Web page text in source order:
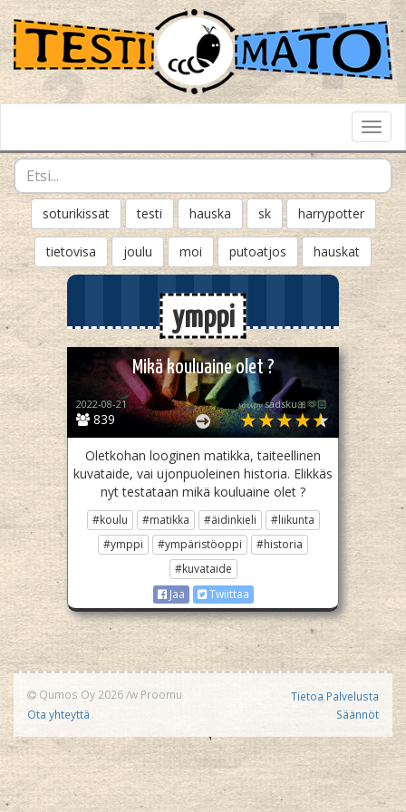
soturikissat testi hauska sk harrypotter
tietovisa joulu moi putoatjos hauskat
ymppi
Mikä kouluaine olet ?
839
2022-08-21 𝓼𝓸𝓾𝓹𝔂 sadsku🎀🫶🏻
Oletkohan looginen matikka, taiteellinen
kuvataide, vai ujonpuoleinen historia. Elikkäs
nyt testataan mikä kouluaine olet ?
#koulu #matikka #äidinkieli
#liikunta
#ymppi
#ympäristöoppi
#historia
#kuvataide
Jaa
Twiittaa
Qumos Oy 2026/w Proomu
Ota yhteyttä
Tietoa Palvelusta
Säännöt